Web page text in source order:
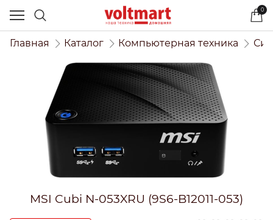
0
Главная Каталог Компьютерная техника
MSI Cubi N-053XRU (9S6-B12011-053)